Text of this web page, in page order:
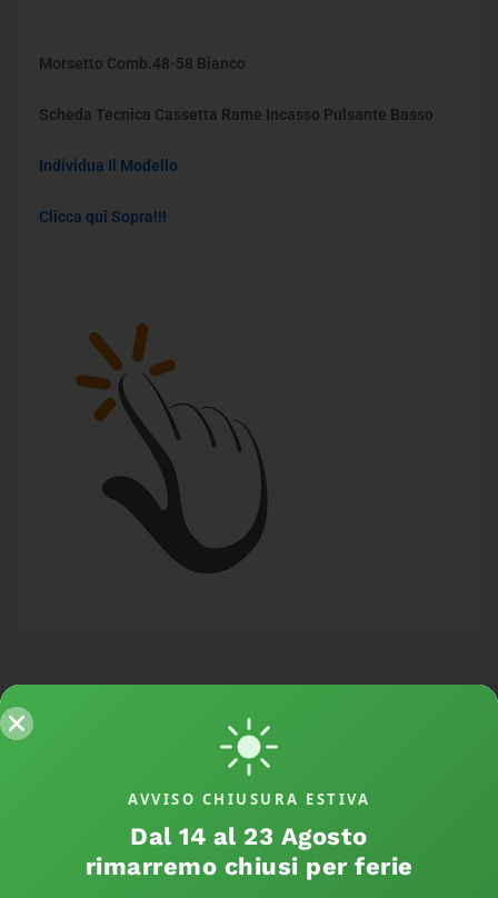
Morsetto Comb.48-58 Bianco
Scheda Tecnica Cassetta Rame Incasso Pulsante Basso
Individua Il Modello
Clicca qui Sopra!!!
Scarica i nostri Catalistini
Catálogo
Catálogo
AVVISO CHIUSURA ESTIVA
Dal 14 al 23 Agosto
rimarremo chiusi per ferie